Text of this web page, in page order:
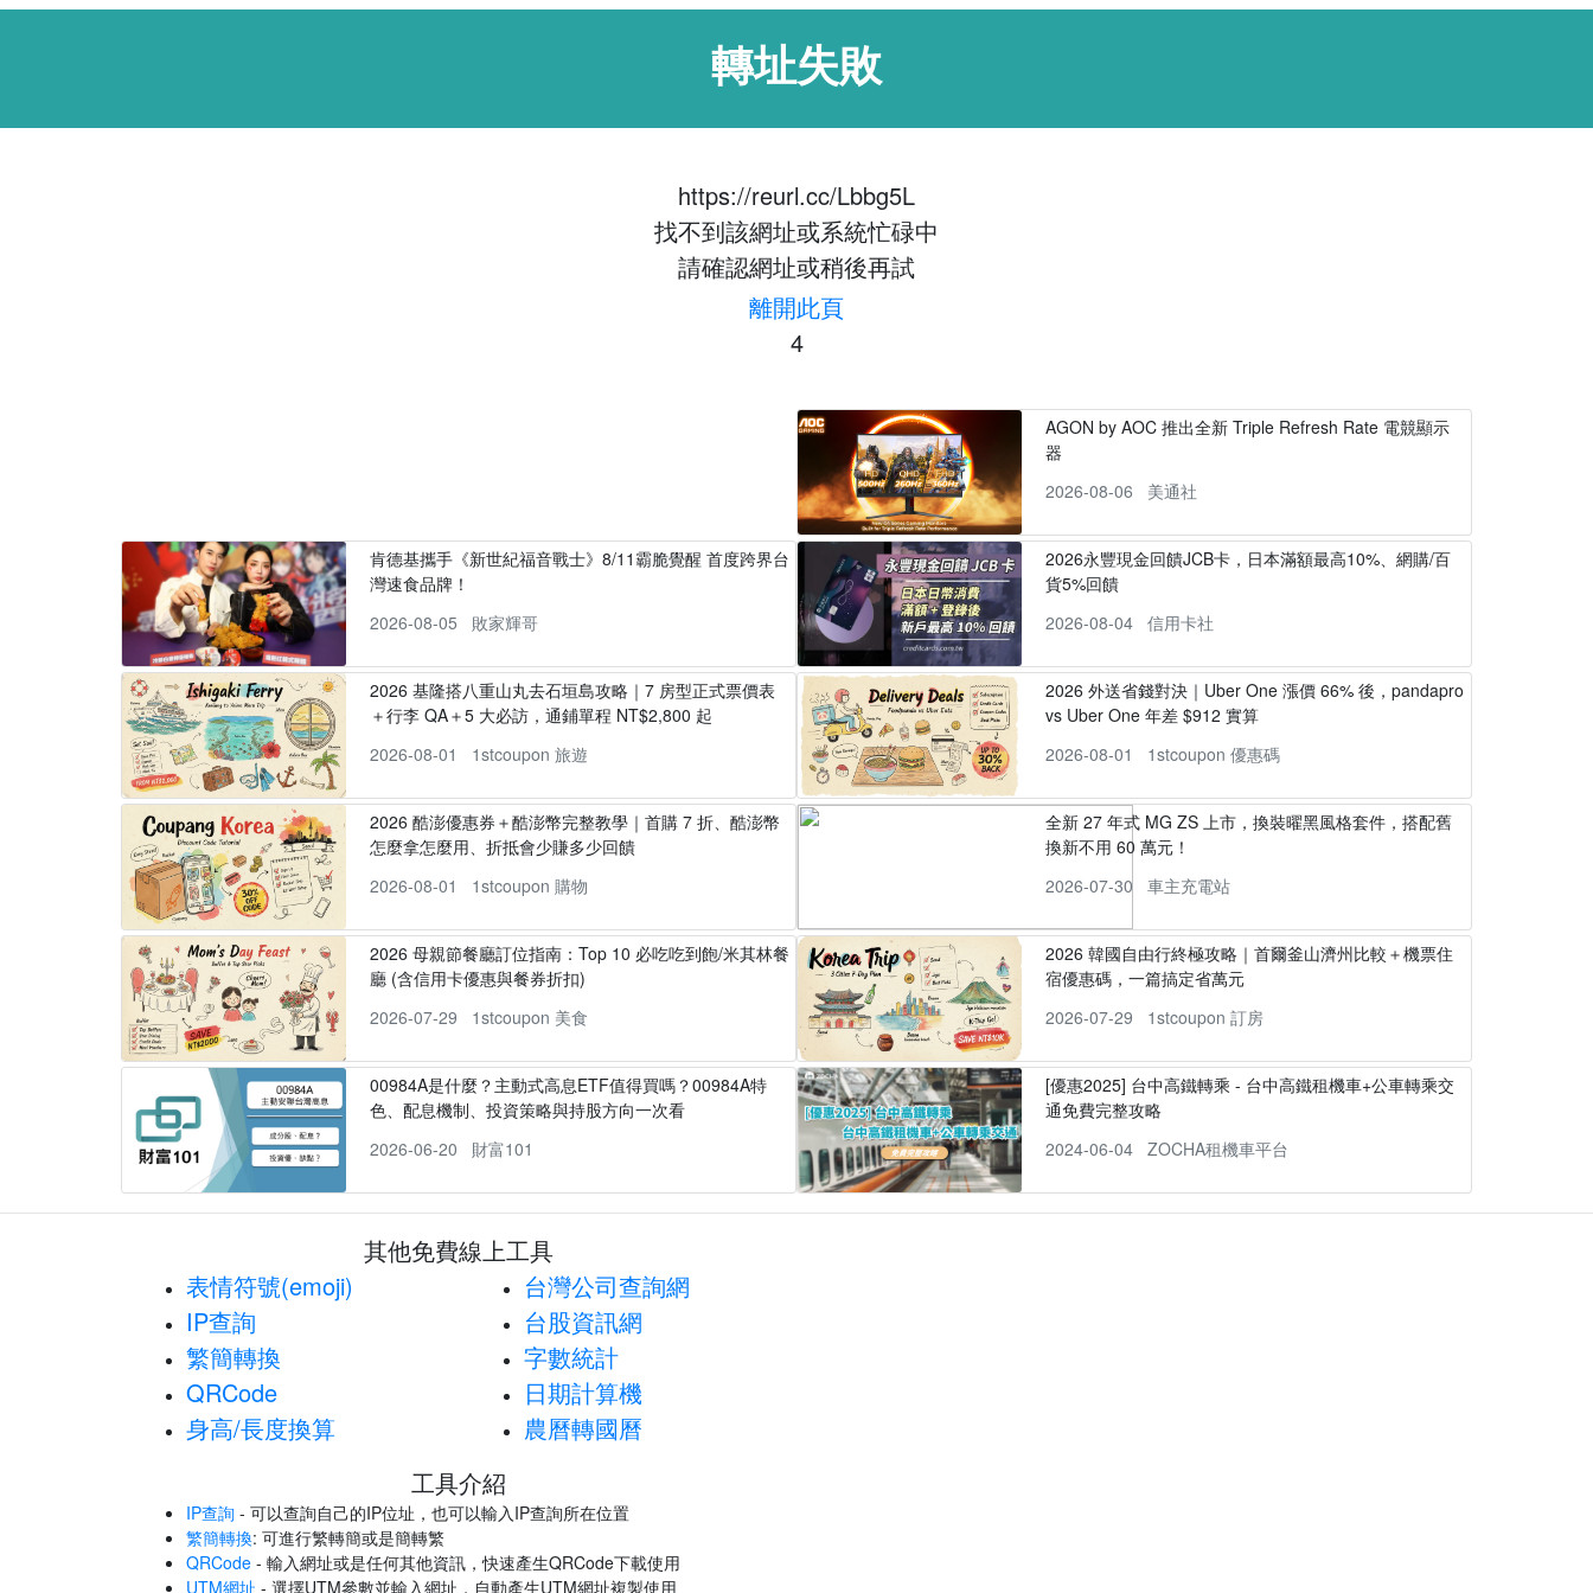
轉址失敗
https://reurl.cc/Lbbg5L
找不到該網址或系統忙碌中
請確認網址或稍後再試
離開此頁
4
AGON by AOC 推出全新 Triple Refresh Rate 電競顯示
器
2026-08-06
美通社
肯德基攜手《新世紀福音戰士》8/11霸脆覺醒 首度跨界台
灣速食品牌！
2026-08-05
敗家輝哥
2026永豐現金回饋JCB卡，日本滿額最高10%、網購/百
貨5%回饋
2026-08-04
信用卡社
2026 基隆搭八重山丸去石垣島攻略｜7 房型正式票價表
＋行李 QA＋5 大必訪，通鋪單程 NT$2,800 起
2026-08-01
1stcoupon 旅遊
2026 外送省錢對決｜Uber One 漲價 66% 後，pandapro
vs Uber One 年差 $912 實算
2026-08-01
1stcoupon 優惠碼
2026 酷澎優惠券＋酷澎幣完整教學｜首購 7 折、酷澎幣
怎麼拿怎麼用、折抵會少賺多少回饋
2026-08-01
1stcoupon 購物
全新 27 年式 MG ZS 上市，換裝曜黑風格套件，搭配舊
換新不用 60 萬元！
2026-07-30
車主充電站
2026 母親節餐廳訂位指南：Top 10 必吃吃到飽/米其林餐
廳 (含信用卡優惠與餐券折扣)
2026-07-29
1stcoupon 美食
2026 韓國自由行終極攻略｜首爾釜山濟州比較＋機票住
宿優惠碼，一篇搞定省萬元
2026-07-29
1stcoupon 訂房
00984A是什麼？主動式高息ETF值得買嗎？00984A特
色、配息機制、投資策略與持股方向一次看
2026-06-20
財富101
[優惠2025] 台中高鐵轉乘 - 台中高鐵租機車+公車轉乘交
通免費完整攻略
2024-06-04
ZOCHA租機車平台
其他免費線上工具
表情符號(emoji)
IP查詢
繁簡轉換
QRCode
身高/長度換算
台灣公司查詢網
台股資訊網
字數統計
日期計算機
農曆轉國曆
工具介紹
IP查詢 - 可以查詢自己的IP位址，也可以輸入IP查詢所在位置
繁簡轉換: 可進行繁轉簡或是簡轉繁
QRCode - 輸入網址或是任何其他資訊，快速產生QRCode下載使用
UTM網址 - 選擇UTM參數並輸入網址，自動產生UTM網址複製使用